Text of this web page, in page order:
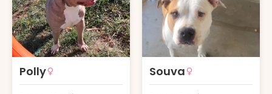
Polly Souva